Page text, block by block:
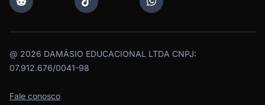
@ 2026 DAMÁSIO EDUCACIONAL LTDA CNPJ:
07.912.676/0041-98
Fale conosco